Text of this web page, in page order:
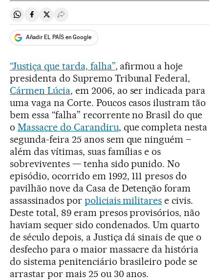
Compartir en Whatsapp
Compartir en Facebook
Compartir en Twitter
Desplegar Redes Sociales
Añadir EL PAÍS en Google
“Justiça que tarda, falha”, afirmou a hoje
presidenta do Supremo Tribunal Federal,
Cármen Lúcia, em 2006, ao ser indicada para
uma vaga na Corte. Poucos casos ilustram tão
bem essa “falha” recorrente no Brasil do que
o Massacre do Carandiru, que completa nesta
segunda-feira 25 anos sem que ninguém –
além das vítimas, suas famílias e os
sobreviventes — tenha sido punido. No
episódio, ocorrido em 1992, 111 presos do
pavilhão nove da Casa de Detenção foram
assassinados por policiais militares e civis.
Deste total, 89 eram presos provisórios, não
haviam sequer sido condenados. Um quarto
de século depois, a Justiça dá sinais de que o
desfecho para o maior massacre da história
do sistema penitenciário brasileiro pode se
arrastar por mais 25 ou 30 anos.